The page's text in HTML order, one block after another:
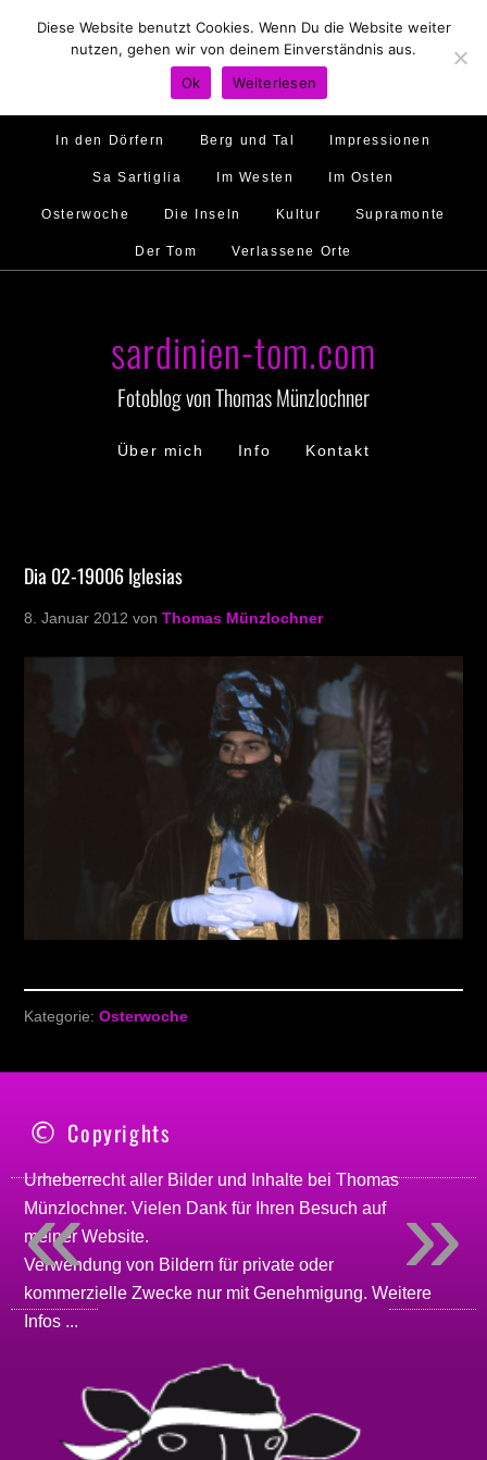
Hirtenland Traumstrände Feste feiern
Golfo di Orosei Im Norden
Murales Ambiente
In den Dörfern Berg und Tal Impressionen
Sa Sartiglia Im Westen Im Osten
Osterwoche Die Inseln Kultur Supramonte
Der Tom Verlassene Orte
sardinien-tom.com
Fotoblog von Thomas Münzlochner
Über mich Info Kontakt
Dia 02-19006 Iglesias
8. Januar 2012 vonThomas Münzlochner
Kategorie:Osterwoche
Copyrights
Urheberrecht aller Bilder und Inhalte beiThomas
Münzlochner. Vielen Dank für Ihren Besuch auf
meinerWebsite.
Verwendung von Bildern für private oder
kommerzielle Zwecke nur mit Genehmigung.Weitere
Infos ...
»
«
Diese Website benutzt Cookies. Wenn Du die Website weiter
nutzen, gehen wir von deinem Einverständnis aus.
Ok
Weiterlesen